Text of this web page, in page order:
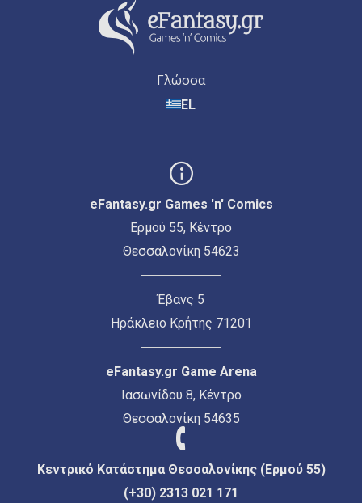
Γλώσσα
EL
eFantasy.gr Games 'n' Comics
Ερμού 55, Κέντρο
Θεσσαλονίκη 54623
Έβανς 5
Ηράκλειο Κρήτης 71201
eFantasy.gr Game Arena
Ιασωνίδου 8, Κέντρο
Θεσσαλονίκη 54635
Κεντρικό Κατάστημα Θεσσαλονίκης (Ερμού 55)
(+30) 2313 021 171